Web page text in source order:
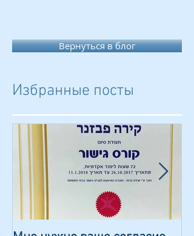
Вернуться в блог
Избранные посты